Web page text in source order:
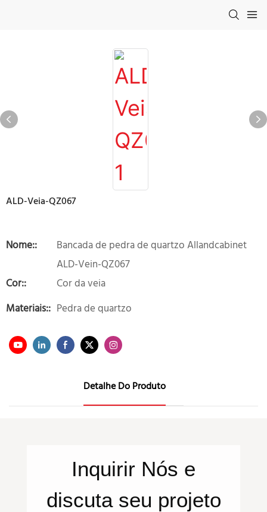
ALD-Veia-QZ067
Nome::
Bancada de pedra de quartzo Allandcabinet
ALD-Vein-QZ067
Cor::
Cor da veia
Materiais:: Pedra de quartzo
Detalhe Do Produto
Inquirir Nós e
discuta seu projeto